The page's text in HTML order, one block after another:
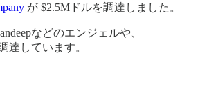
が $2.5Mドルを調達しました。
などのエンジェルや、
達しています。